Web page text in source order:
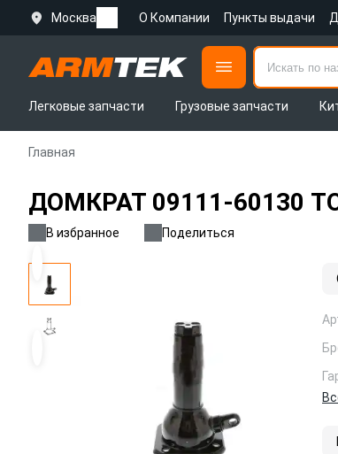
Москва О Компании Пункты выдачи
Легковые запчасти
Грузовые запчасти
Главная
ДОМКРАТ 09111-60130
В избранное Поделиться